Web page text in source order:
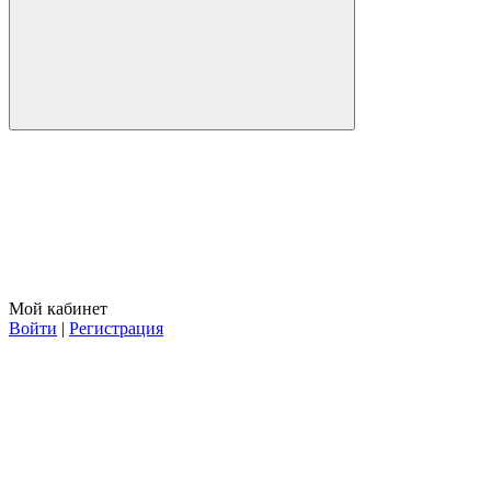
Мой кабинет
Войти | Регистрация